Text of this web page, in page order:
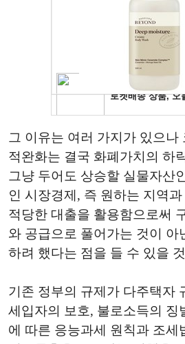
그 이유는 여러 가지가 있으나
적완화는 결국 화폐가치의 하
그냥 두어도 상승할 실물자산
인 시장경제, 즉 원하는 지역
적당한 대출을 활용함으로써
와 공급으로 풀어가는 것이 아
하려 했다는 점을 들 수 있을
기존 정부의 규제가 다주택자
세입자의 보호, 불로소득의 징
에 따른 응능과세 원칙과 조세